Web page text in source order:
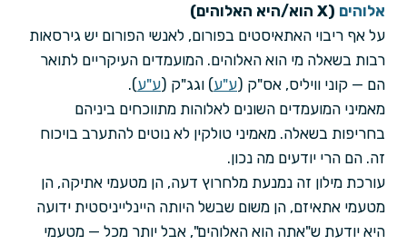
אלוהים (X הוא/היא האלוהים)
על אף ריבוי האתאיסטים בפורום, לאנשי הפורום יש גירסאות
רבות בשאלה מי הוא האלוהים. המועמדים העיקריים לתואר
הם — קוני וויליס, אס"ק (ע"ע) וגג"ק (ע"ע).
מאמיני המועמדים השונים לאלוהות מתווכחים ביניהם
בחריפות בשאלה. מאמיני טולקין לא נוטים להתערב בויכוח
זה. הם הרי יודעים מה נכון.
עורכת מילון זה נמנעת מלחרוץ דעה, הן מטעמי אתיקה, הן
מטעמי אתאיזם, הן משום שבשל היותה היינלייניסטית ידועה
היא יודעת ש"אתה הוא האלוהים", אבל יותר מכל — מטעמי